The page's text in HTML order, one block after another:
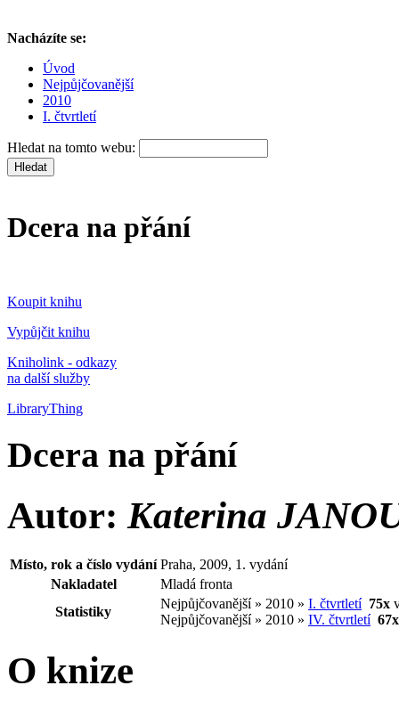
Nacházíte se:
Úvod
Nejpůjčovanější
2010
I. čtvrtletí
Hledat na tomto webu:
Dcera na přání
Koupit knihu
Vypůjčit knihu
Kniholink - odkazy
na další služby
LibraryThing
Dcera na přání
Autor: Katerina
Místo, rok a číslo vydání Praha, 2009, 1. vydání
Nakladatel
Mladá fronta
Statistiky
Nejpůjčovanější » 2010 » I. čtvrtletí 75x
Nejpůjčovanější » 2010 » IV. čtvrtletí 67x
O knize